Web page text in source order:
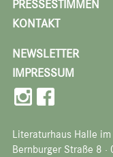
PRESSESTIMMEN
KONTAKT
NEWSLETTER
IMPRESSUM
Literaturhaus Halle
Bernburger Straße 8